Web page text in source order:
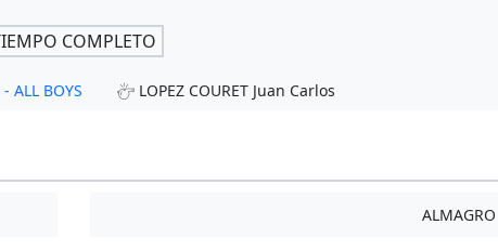
COMPLETO
ALL BOYS LOPEZ COURET Juan Carlos
ALMAGRO